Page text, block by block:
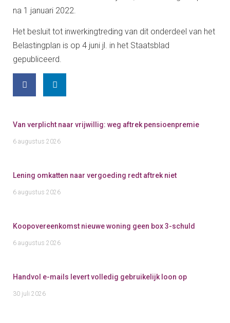
na 1 januari 2022.
Het besluit tot inwerkingtreding van dit onderdeel van het
Belastingplan is op 4 juni jl. in het Staatsblad
gepubliceerd.
Van verplicht naar vrijwillig: weg aftrek pensioenpremie
6 augustus 2026
Lening omkatten naar vergoeding redt aftrek niet
6 augustus 2026
Koopovereenkomst nieuwe woning geen box 3-schuld
6 augustus 2026
Handvol e-mails levert volledig gebruikelijk loon op
30 juli 2026